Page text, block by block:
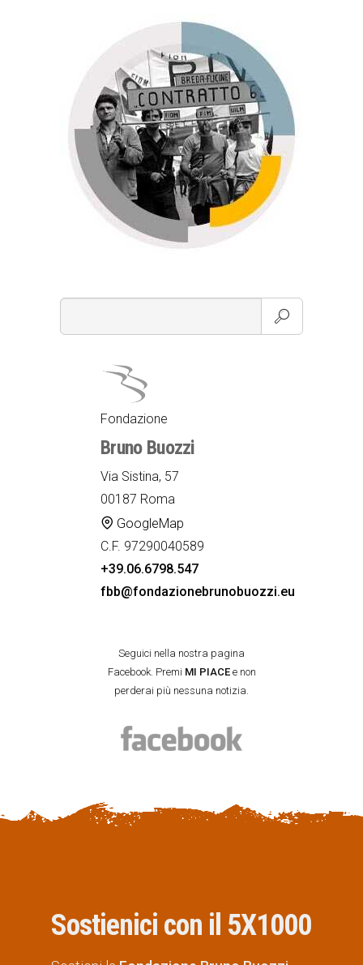
Fondazione
Bruno Buozzi
Via Sistina, 57
00187 Roma
GoogleMap
C.F. 97290040589
+39.06.6798.547
fbb@fondazionebrunobuozzi.eu
Seguici nella nostra pagina
Facebook. Premi MI PIACEe non
perderai più nessuna notizia.
Sostienici con il 5X1000